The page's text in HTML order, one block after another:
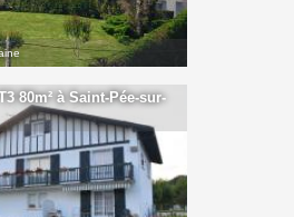
80m² à Saint-Pée-sur-